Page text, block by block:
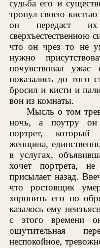
судьба его и
тронул своею
он передаст
сверхъестественною
что он чрез то не
нужно
почувствовал
показались до того
бросил и кисти и
вон из комнаты.
Мысль о том
ночь, а поутру он
портрет, который
женщина,
в услугах,
хочет портрета,
присылает назад.
что ростовщик
хоронить его по
казалось ему
с этого времени
ощутительная
неспокойное,